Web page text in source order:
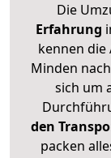
Die
Erfahrung
kennen
Minden
sich um
den
packen